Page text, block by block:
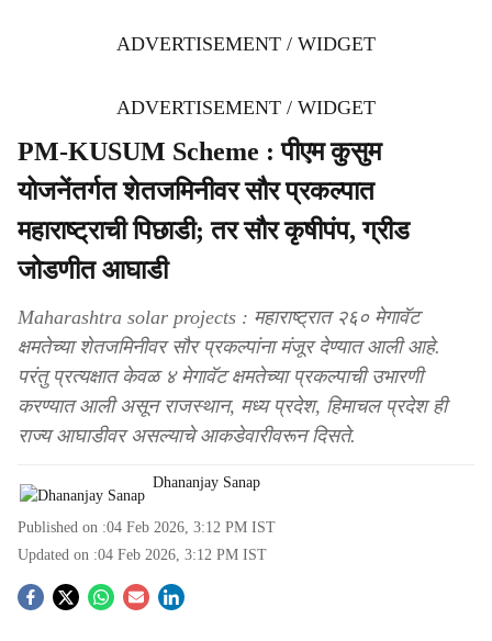
ADVERTISEMENT / WIDGET
ADVERTISEMENT / WIDGET
PM-KUSUM Scheme : पीएम कुसुम
योजनेंतर्गत शेतजमिनीवर सौर प्रकल्पात
महाराष्ट्राची पिछाडी; तर सौर कृषीपंप, ग्रीड
जोडणीत आघाडी
Maharashtra solar projects : महाराष्ट्रात २६० मेगावॅट
क्षमतेच्या शेतजमिनीवर सौर प्रकल्पांना मंजूर देण्यात आली आहे.
परंतु प्रत्यक्षात केवळ ४ मेगावॅट क्षमतेच्या प्रकल्पाची उभारणी
करण्यात आली असून राजस्थान, मध्य प्रदेश, हिमाचल प्रदेश ही
राज्य आघाडीवर असल्याचे आकडेवारीवरून दिसते.
Dhananjay Sanap
Published on :04 Feb 2026, 3:12 PM IST
Updated on :04 Feb 2026, 3:12 PM IST
S